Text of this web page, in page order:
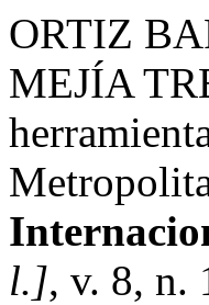
ORTIZ
MEJÍA
l.], v. 8, n.